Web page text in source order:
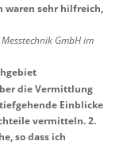
waren sehr hilfreich,
GmbH im
die Vermittlung
Einblicke
vermitteln. 2.
so dass ich